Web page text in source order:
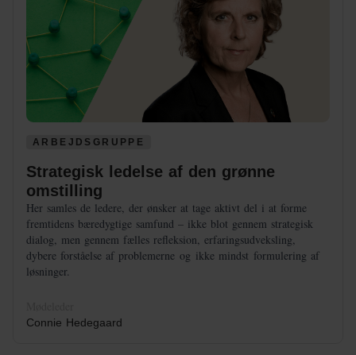
ARBEJDSGRUPPE
Strategisk ledelse af den grønne
omstilling
Her samles de ledere, der ønsker at tage aktivt del i at forme
fremtidens bæredygtige samfund – ikke blot gennem strategisk
dialog, men gennem fælles refleksion, erfaringsudveksling,
dybere forståelse af problemerne og ikke mindst formulering af
løsninger.
Connie Hedegaard